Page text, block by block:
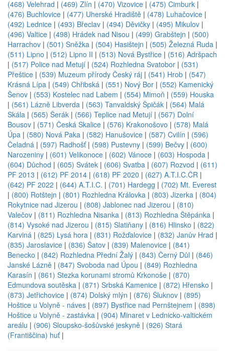
(468) Velehrad | (469) Zlín | (470) Vizovice | (475) Cimburk |
(476) Buchlovice | (477) Uherské Hradiště | (478) Luhačovice |
(492) Lednice | (493) Břeclav | (494) Děvičky | (495) Mikulov |
(496) Valtice | (498) Hrádek nad Nisou | (499) Grabštejn | (500)
Harrachov | (501) Sněžka | (504) Hasištejn | (505) Železná Ruda |
(511) Lipno | (512) Lipno II | (513) Nová Bystřice | (516) Adršpach
| (517) Police nad Metují | (524) Rozhledna Svatobor | (531)
Přeštice | (539) Muzeum přírody Český ráj | (541) Hrob | (547)
Krásná Lípa | (549) Chřibská | (551) Nový Bor | (552) Kamenický
Šenov | (553) Kostelec nad Labem | (554) Mimoň | (559) Houska
| (561) Lázně Libverda | (563) Tanvaldský Špičák | (564) Malá
Skála | (565) Šerák | (566) Teplice nad Metují | (567) Dolní
Bousov | (571) Česká Skalice | (576) Krakonošovo | (578) Malá
Úpa | (580) Nová Paka | (582) Hanušovice | (587) Cvilín | (596)
Čeladná | (597) Radhošť| (598) Pustevny | (599) Bečvy | (600)
Narozeniny | (601) Velikonoce | (602) Vánoce | (603) Hospoda |
(604) Důchod | (605) Svátek | (606) Svatba | (607) Rozvod | (611)
PF 2013 | (612) PF 2014 | (618) PF 2020 | (627) A.T.I.C.ČR |
(642) PF 2022 | (644) A.T.I.C. | (701) Hardegg | (702) Mt. Everest
| (800) Rotštejn | (801) Rozhledna Královka | (803) Jizerka | (804)
Rokytnice nad Jizerou | (808) Jablonec nad Jizerou | (810)
Valečov | (811) Rozhledna Nisanka | (813) Rozhledna Štěpánka |
(814) Vysoké nad Jizerou | (815) Slatiňany | (816) Hlinsko | (822)
Karviná | (825) Lysá hora | (831) Rožďalovice | (832) Janův Hrad |
(835) Jaroslavice | (836) Šatov | (839) Malenovice | (841)
Benecko | (842) Rozhledna Přední Žalý | (843) Černý Důl | (846)
Janské Lázně | (847) Svoboda nad Úpou | (849) Rozhledna
Karasín | (861) Stezka korunami stromů Krkonoše | (870)
Edmundova soutěska | (871) Srbská Kamenice | (872) Hřensko |
(873) Jetřichovice | (874) Dolský mlýn | (876) Šluknov | (895)
Hoštice u Volyně - náves | (897) Bystřice nad Pernštejnem | (898)
Hoštice u Volyně - zastávka | (904) Minaret v Lednicko-valtickém
areálu | (906) Sloupsko-šošůvské jeskyně | (926) Stará
(Františčina) huť|